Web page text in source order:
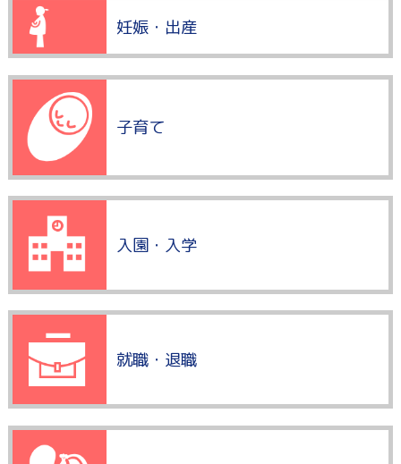
妊娠・出産
子育て
入園・入学
就職・退職